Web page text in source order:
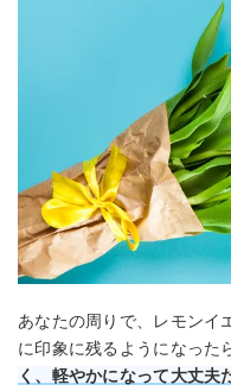
あなたの周りで、レモンイ
に印象に残るようになっ
く、軽やかになって大丈夫